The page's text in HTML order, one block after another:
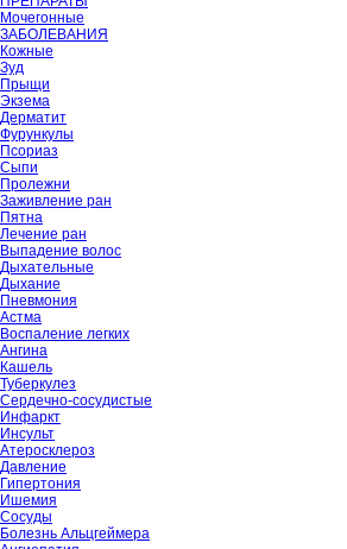
Мочегонные
ЗАБОЛЕВАНИЯ
Кожные
Зуд
Прыщи
Экзема
Дерматит
Фурункулы
Псориаз
Сыпи
Пролежни
Заживление ран
Пятна
Лечение ран
Выпадение волос
Дыхательные
Дыхание
Пневмония
Астма
Воспаление легких
Ангина
Кашель
Туберкулез
Сердечно-сосудистые
Инфаркт
Инсульт
Атеросклероз
Давление
Гипертония
Ишемия
Сосуды
Болезнь Альцгеймера